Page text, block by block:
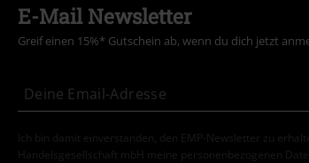
E-Mail Newsletter
Greif einen 15%* Gutschein ab, wenn du dich jetzt
Ich bin damit einverstanden, den EMP-Newsletter zu
Handelsgesellschaft mbH meine personenbezogenen